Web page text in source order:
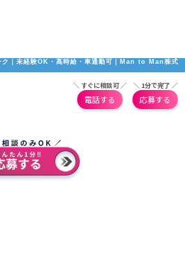
ク｜未経験OK・高時給・車通勤可｜Man to Man株式
＼ すぐに相談可 ／
電話する
＼ 1分で完了 ／
応募する